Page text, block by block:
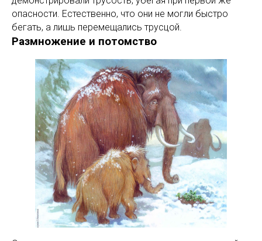
опасности. Естественно, что они не могли быстро
бегать, а лишь перемещались трусцой.
Размножение и потомство